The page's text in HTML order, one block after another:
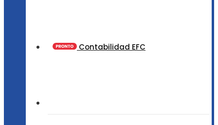
Contabilidad EFC